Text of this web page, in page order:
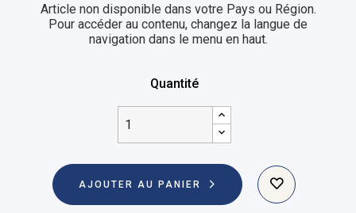
Article non disponible dans votre Pays ou Région.
Pour accéder au contenu, changez la langue de
navigation dans le menu en haut.
Quantité
AJOUTER AU PANIER